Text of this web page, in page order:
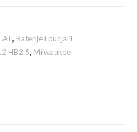
, Baterije i punjači
HB2.5, Milwaukee